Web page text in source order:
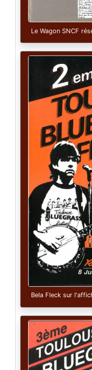
Le Wagon SNCF
Bela Fleck sur